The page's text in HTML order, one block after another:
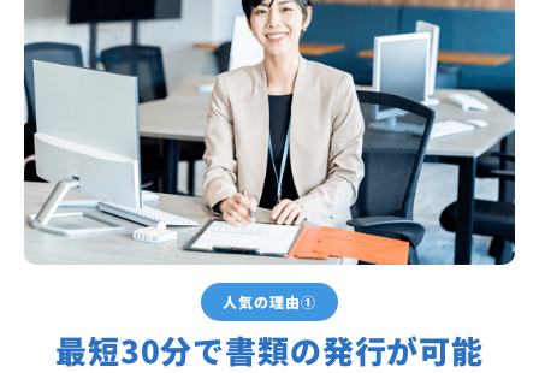
人気の理由①
最短30分で書類の発行が可能